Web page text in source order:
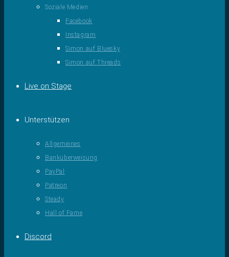
Soziale Medien
Facebook
Instagram
Simon auf Bluesky
Simon auf Threads
Live on Stage
Unterstützen
Allgemeines
Banküberweisung
PayPal
Patreon
Steady
Hall of Fame
Discord